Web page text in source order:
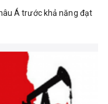
Á trước khả năng đạt